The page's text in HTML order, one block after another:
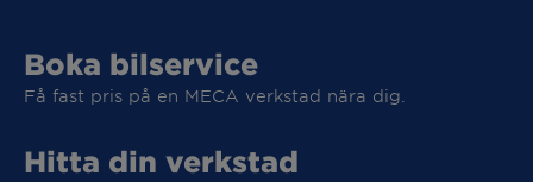
Boka bilservice
Få fast pris på en MECA verkstad nära dig.
Hitta din verkstad